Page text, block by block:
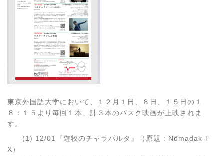
東京外国語大学において、１２月１日、８日、１５日の１
８：１５より毎回１本、計３本のバスク映画が上映されま
す。
(1) 12/01『遊牧のチャラパルタ』（原題：Nömadak T
X）